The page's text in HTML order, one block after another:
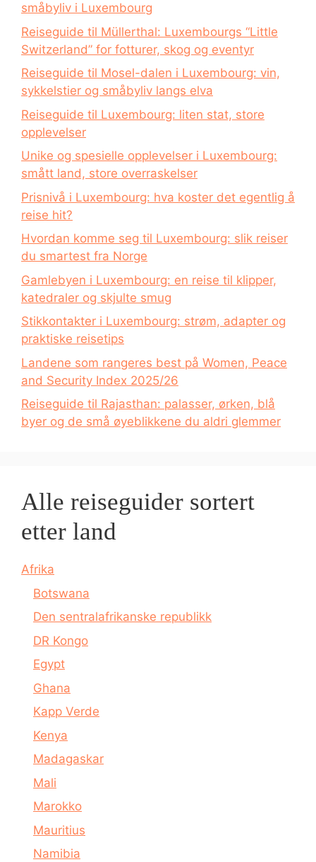
småbyliv i Luxembourg
Reiseguide til Müllerthal: Luxembourgs “Little
Switzerland” for fotturer, skog og eventyr
Reiseguide til Mosel-dalen i Luxembourg: vin,
sykkelstier og småbyliv langs elva
Reiseguide til Luxembourg: liten stat, store
opplevelser
Unike og spesielle opplevelser i Luxembourg:
smått land, store overraskelser
Prisnivå i Luxembourg: hva koster det egentlig å
reise hit?
Hvordan komme seg til Luxembourg: slik reiser
du smartest fra Norge
Gamlebyen i Luxembourg: en reise til klipper,
katedraler og skjulte smug
Stikkontakter i Luxembourg: strøm, adapter og
praktiske reisetips
Landene som rangeres best på Women, Peace
and Security Index 2025/26
Reiseguide til Rajasthan: palasser, ørken, blå
byer og de små øyeblikkene du aldri glemmer
Alle reiseguider sortert
etter land
Afrika
Botswana
Den sentralafrikanske republikk
DR Kongo
Egypt
Ghana
Kapp Verde
Kenya
Madagaskar
Mali
Marokko
Mauritius
Namibia